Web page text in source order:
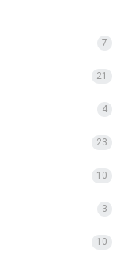
7
21
4
23
10
3
10